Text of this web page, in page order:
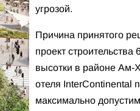
угрозой.
Причина принятого
проект строительства
высотки в районе Ам-
отеля InterContinental
максимально